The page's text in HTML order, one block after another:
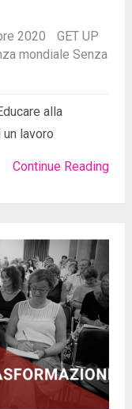
2020
GET UP
mondiale Senza
alla
lavoro
Continue Reading